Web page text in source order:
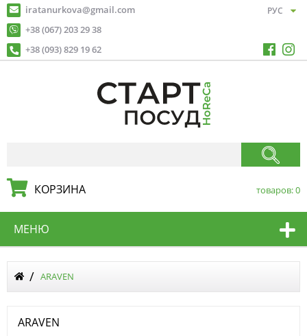
iratanurkova@gmail.com
+38 (067) 203 29 38
+38 (093) 829 19 62
КОРЗИНА товаров:0
МЕНЮ
ARAVEN
ARAVEN